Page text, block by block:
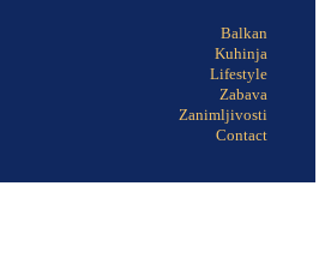
Balkan
Kuhinja
Lifestyle
Zabava
Zanimljivosti
Contact